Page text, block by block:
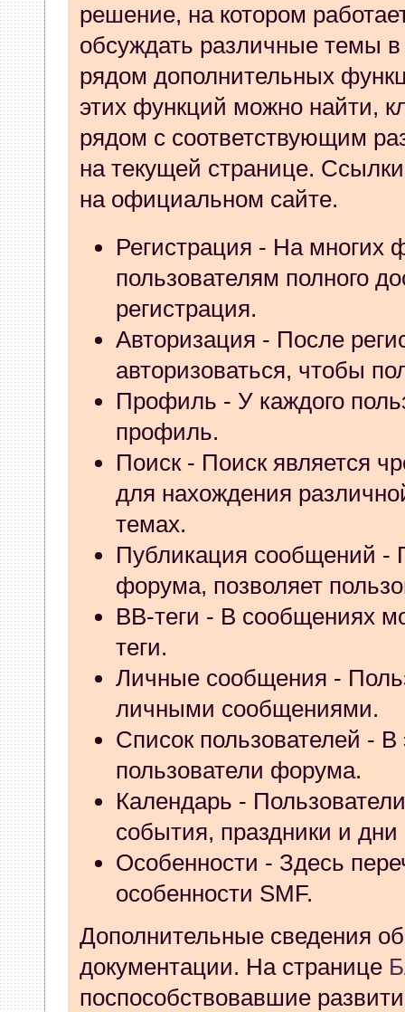
никак не видит?
06 Апреля 2026, 11:23:08
GenKass: whookey: если
бы.
05 Апреля 2026, 11:10:25
whookey:а комп видит ккт?
04 Апреля 2026, 23:05:03
GenKass:Я опять со своей
тех.обнуление в Атол-
драйвер не видит ККТ.
04 Апреля 2026, 10:55:29
GenKass:whookey:в чеке
whookey
03 Апреля 2026, 10:58:23
GenKass
whookey: да, всё
запись и индикаторы гаснут.
03 Апреля 2026, 10:02:33
whookey:GenKass: с
03 Апреля 2026, 05:22:56
GenKass:По тому же
02 Апреля 2026, 12:56:37
GenKass:Всем доброго
прошить до 7926, чтобы
Атол 11 видится в системе
решение, на котором
обсуждать различные темы в
рядом дополнительных
этих функций можно найти,
рядом с соответствующим
на текущей странице.
на официальном сайте.
Регистрация - На многих
пользователям полного
регистрация.
Авторизация - После
авторизоваться, чтобы
Профиль - У каждого
профиль.
Поиск- Поиск является
для нахождения
темах.
Публикация сообщений -
форума, позволяет
BB-теги - В сообщениях
теги.
Личные сообщения -
личными сообщениями.
Список пользователей - В
пользователи форума.
Календарь -
события, праздники и
Особенности - Здесь
особенности SMF.
Дополнительные сведения
документации. На странице
поспособствовавшие